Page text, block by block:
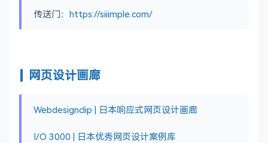
传送门： https://siiimple.com/
网页设计画廊
Webdesignclip | 日本响应式网页设计画廊
I/O 3000 | 日本优秀网页设计案例库